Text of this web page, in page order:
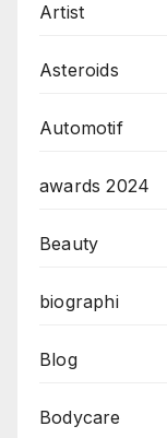
Artist
Asteroids
Automotif
awards 2024
Beauty
biographi
Blog
Bodycare